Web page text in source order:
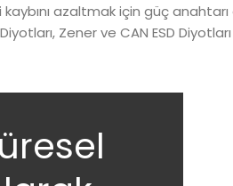
azaltmak için güç
Zener ve CAN ESD